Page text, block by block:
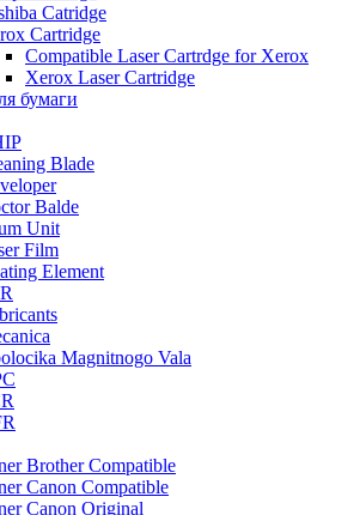
Catridge
Cartridge
Compatible Laser Cartrdge for Xerox
Xerox Laser Cartridge
бумаги
Blade
Balde
Unit
Film
Element
Magnitnogo Vala
Brother Compatible
Canon Compatible
Canon Original